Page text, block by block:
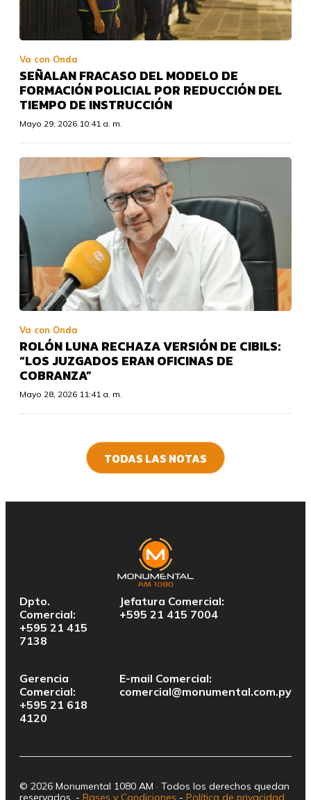
Va con Onda
SEÑALAN FRACASO DEL MODELO DE
FORMACIÓN POLICIAL POR REDUCCIÓN DEL
TIEMPO DE INSTRUCCIÓN
Mayo 29, 2026 10:41 a. m.
Va con Onda
ROLÓN LUNA RECHAZA VERSIÓN DE CIBILS:
“LOS JUZGADOS ERAN OFICINAS DE
COBRANZA”
Mayo 28, 2026 11:41 a. m.
TODAS LAS NOTAS
Dpto.
Comercial:
+595 21 415
7138
Jefatura Comercial:
+595 21 415 7004
Gerencia
Comercial:
+595 21 618
4120
E-mail Comercial:
comercial@monumental.com.py
© 2026 Monumental 1080 AM · Todos los derechos quedan
reservados. - Bases y Condiciones - Política de privacidad